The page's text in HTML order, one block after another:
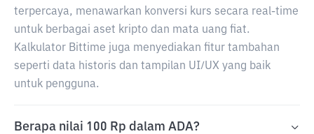
terpercaya, menawarkan konversi kurs secara real-time
untuk berbagai aset kripto dan mata uang fiat.
Kalkulator Bittime juga menyediakan fitur tambahan
seperti data historis dan tampilan UI/UX yang baik
untuk pengguna.
Berapa nilai 100 Rp dalam ADA?